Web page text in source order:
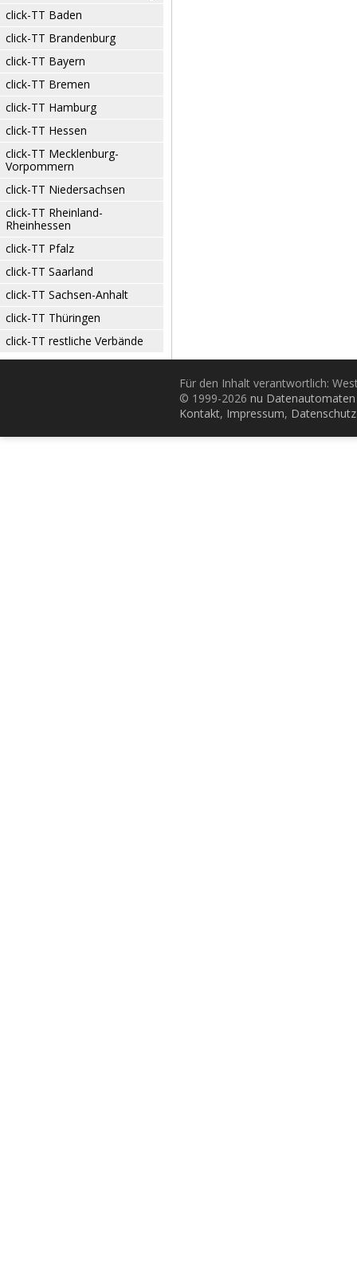
click-TT Baden
click-TT Brandenburg
click-TT Bayern
click-TT Bremen
click-TT Hamburg
click-TT Hessen
click-TT Mecklenburg-
Vorpommern
click-TT Niedersachsen
click-TT Rheinland-
Rheinhessen
click-TT Pfalz
click-TT Saarland
click-TT Sachsen-Anhalt
click-TT Thüringen
click-TT restliche Verbände
Für den Inhalt verantwortlich:
© 1999-2026 nu
Kontakt, Impressum, Datenschutz